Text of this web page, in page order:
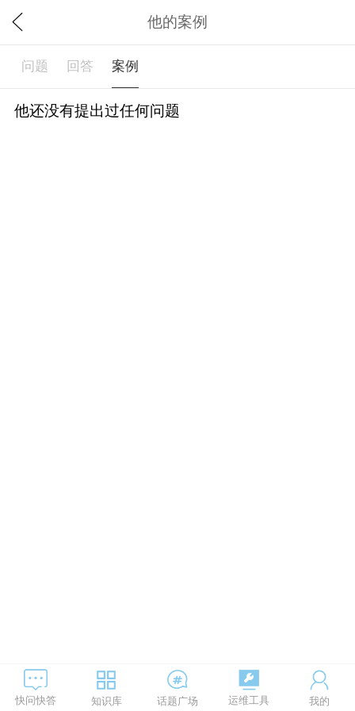
他的案例
快问快答 知识库 话题广场 运维工具 我的
问题 回答 案例
他还没有提出过任何问题